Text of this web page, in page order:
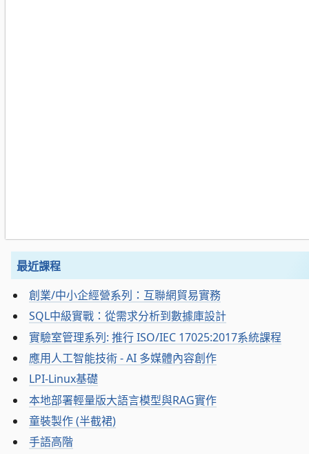
最近課程
創業/中小企經營系列：互聯網貿易實務
SQL中級實戰：從需求分析到數據庫設計
實驗室管理系列: 推行 ISO/IEC 17025:2017系統課程
應用人工智能技術 - AI 多媒體內容創作
LPI-Linux基礎
本地部署輕量版大語言模型與RAG實作
童裝製作 (半截裙)
手語高階